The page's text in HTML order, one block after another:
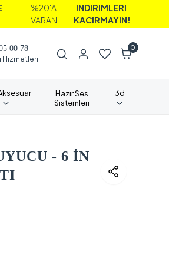
İNDİRİMLERİ
KAÇIRMAYIN!
00 78
Hizmetleri
0
Hazır Ses
Sistemleri
3d
- 6 İN